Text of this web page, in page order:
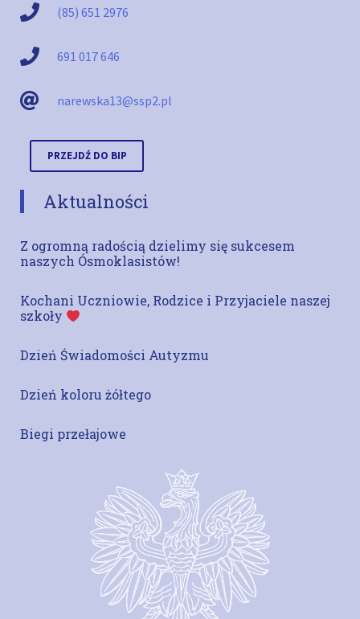
(85) 651 2976
691 017 646
narewska13@ssp2.pl
PRZEJDŹ DO BIP
Aktualności
Z ogromną radością dzielimy się sukcesem
naszych Ósmoklasistów!
Kochani Uczniowie, Rodzice i Przyjaciele naszej
szkoły
Dzień Świadomości Autyzmu
Dzień koloru żółtego
Biegi przełajowe